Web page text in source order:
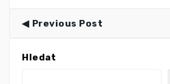
Previous Post
Hledat